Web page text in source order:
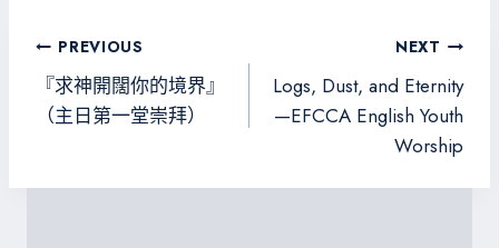
o
ok
er
m
文
章
導
PREVIOUS
『求神開闊你的境界』
（主日第一堂崇拜）
NEXT
Logs, Dust, and Eternity
—EFCCA English Youth
Worship